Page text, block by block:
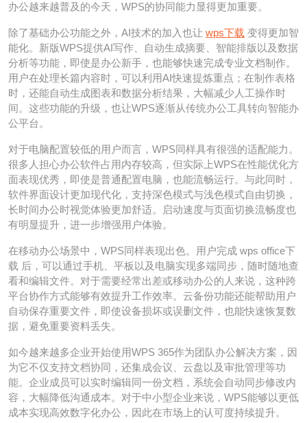
办公越来越普及的今天，WPS的协同能力显得更加重要。
除了基础办公功能之外，AI技术的加入也让 wps下载 变得更加智
能化。新版WPS提供AI写作、自动生成摘要、智能排版以及数据
分析等功能，即使是办公新手，也能够快速完成专业文档制作。
用户在处理长篇内容时，可以利用AI快速提炼重点；在制作表格
时，还能自动生成图表和数据分析结果，大幅减少人工操作时
间。这些功能的升级，也让WPS逐渐从传统办公工具转向智能办
公平台。
对于电脑配置较低的用户而言，WPS同样具有很强的适配能力。
很多人担心办公软件占用内存较高，但实际上WPS在性能优化方
面表现优秀，即使是普通配置电脑，也能流畅运行。与此同时，
软件界面设计更加现代化，支持深色模式与浅色模式自由切换，
长时间办公时视觉体验更加舒适。启动速度与页面切换流畅度也
有明显提升，进一步增强用户体验。
在移动办公场景中，WPS同样表现出色。用户完成 wps office下
载 后，可以通过手机、平板以及电脑实现多端同步，随时随地查
看和编辑文件。对于需要经常出差或移动办公的人来说，这种跨
平台协作方式能够有效提升工作效率。云备份功能还能帮助用户
自动保存重要文件，即使设备损坏或误删文件，也能快速恢复数
据，避免重要资料丢失。
如今越来越多企业开始使用WPS 365作为团队办公解决方案，因
为它不仅支持文档协同，还集成会议、云盘以及审批管理等功
能。企业成员可以实时编辑同一份文档，系统会自动同步修改内
容，大幅降低沟通成本。对于中小型企业来说，WPS能够以更低
成本实现高效数字化办公，因此在市场上的认可度持续提升。